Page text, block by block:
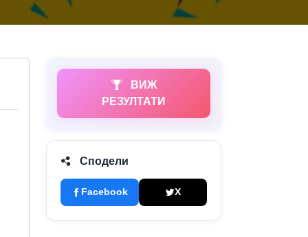
ВИЖ
РЕЗУЛТАТИ
Сподели
Facebook X